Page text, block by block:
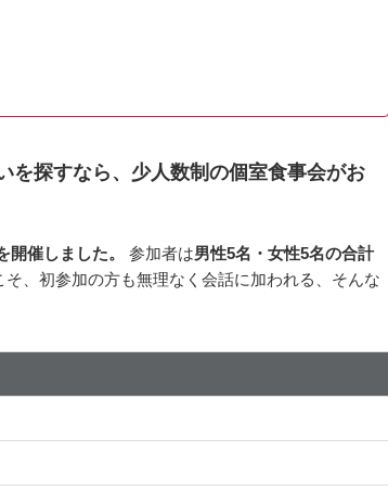
を探すなら、少人数制の個室食事会がお
催しました。 参加者は男性5名・女性5名の合計
、初参加の方も無理なく会話に加われる、そんな